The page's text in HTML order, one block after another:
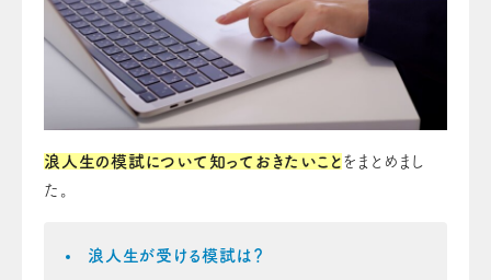
浪人生の模試について知っておきたいこと をまとめまし
た。
浪人生が受ける模試は？